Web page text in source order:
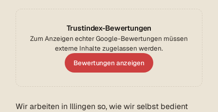
Trustindex-Bewertungen
Zum Anzeigen echter Google-Bewertungen müssen
externe Inhalte zugelassen werden.
Bewertungen anzeigen
Wir arbeiten in Illingen so, wie wir selbst bedient